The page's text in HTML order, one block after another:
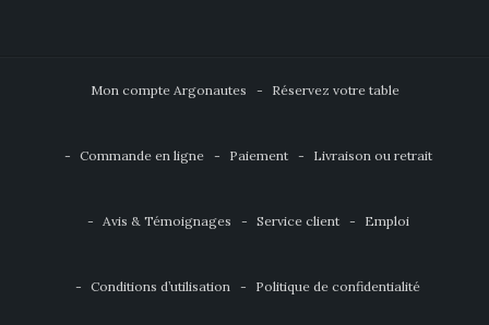
Mon compte Argonautes Réservez votre table
Commande en ligne Paiement Livraison ou retrait
Avis & Témoignages Service client Emploi
Conditions d’utilisation Politique de confidentialité